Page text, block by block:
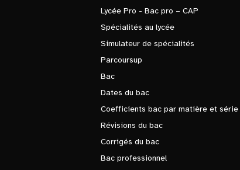
Lycée Pro - Bac pro – CAP
Spécialités au lycée
Simulateur de spécialités
Parcoursup
Bac
Dates du bac
Coefficients bac par matière et série
Révisions du bac
Corrigés du bac
Bac professionnel